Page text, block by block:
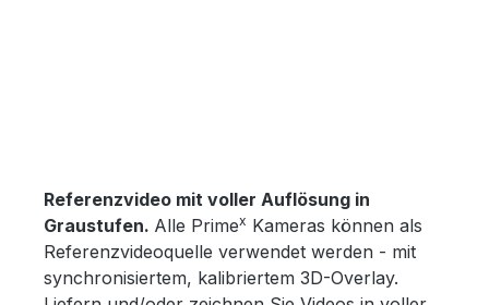
Referenzvideo mit voller Auflösung in
Graustufen. Alle Primex Kameras können als
Referenzvideoquelle verwendet werden - mit
synchronisiertem, kalibriertem 3D-Overlay.